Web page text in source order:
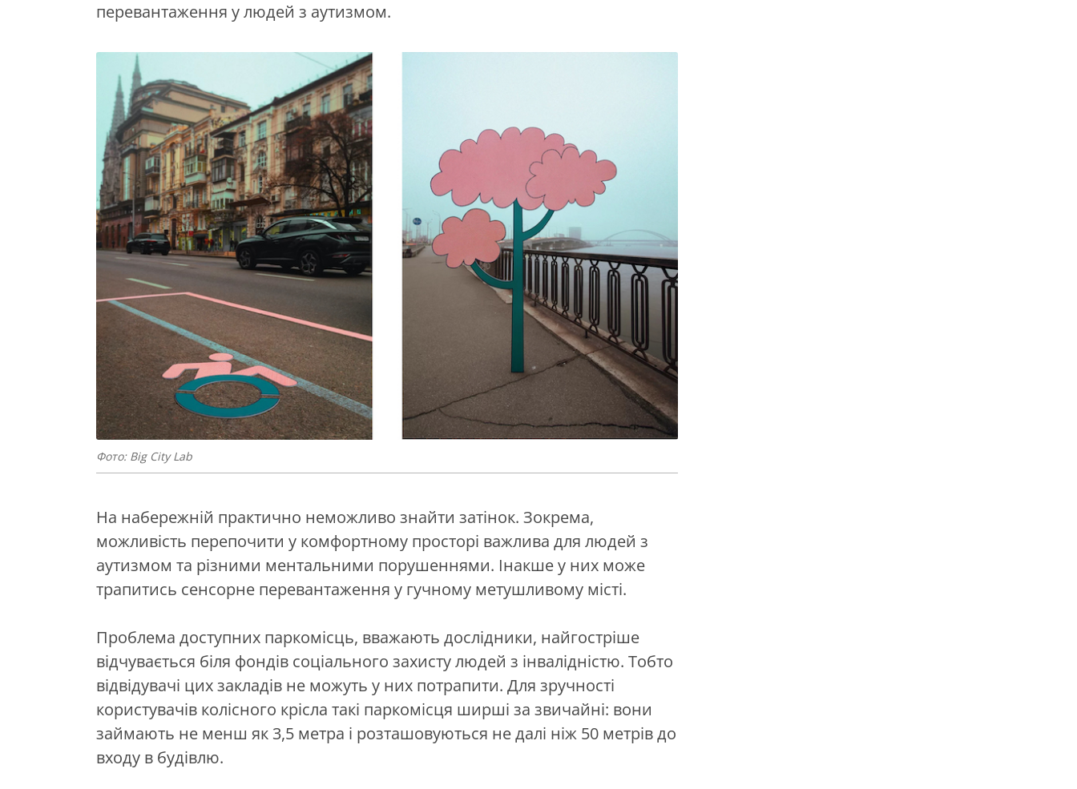
перевантаження у людей з аутизмом.
Фото: Big City Lab
На набережній практично неможливо знайти затінок. Зокрема,
можливість перепочити у комфортному просторі важлива для людей з
аутизмом та різними ментальними порушеннями. Інакше у них може
трапитись сенсорне перевантаження у гучному метушливому місті.
Проблема доступних паркомісць, вважають дослідники, найгостріше
відчувається біля фондів соціального захисту людей з інвалідністю. Тобто
відвідувачі цих закладів не можуть у них потрапити. Для зручності
користувачів колісного крісла такі паркомісця ширші за звичайні: вони
займають не менш як 3,5 метра і розташовуються не далі ніж 50 метрів до
входу в будівлю.